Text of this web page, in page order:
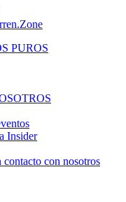
PUROS
Insider
contacto con nosotros